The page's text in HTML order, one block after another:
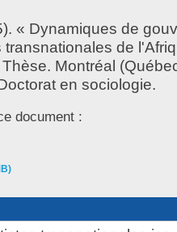
« Dynamiques de
de
Montréal
en sociologie.
document :